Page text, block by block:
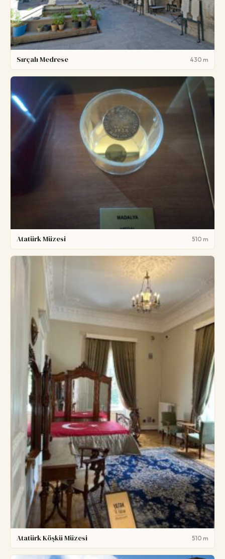
Sırçalı Medrese 430 m
Atatürk Müzesi 510 m
Atatürk Köşkü Müzesi 510 m